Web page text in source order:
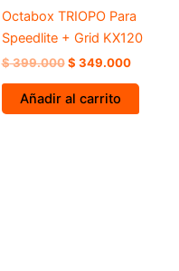
Octabox TRIOPO Para
Speedlite + Grid KX120
$399.000 $ 349.000
Añadir al carrito